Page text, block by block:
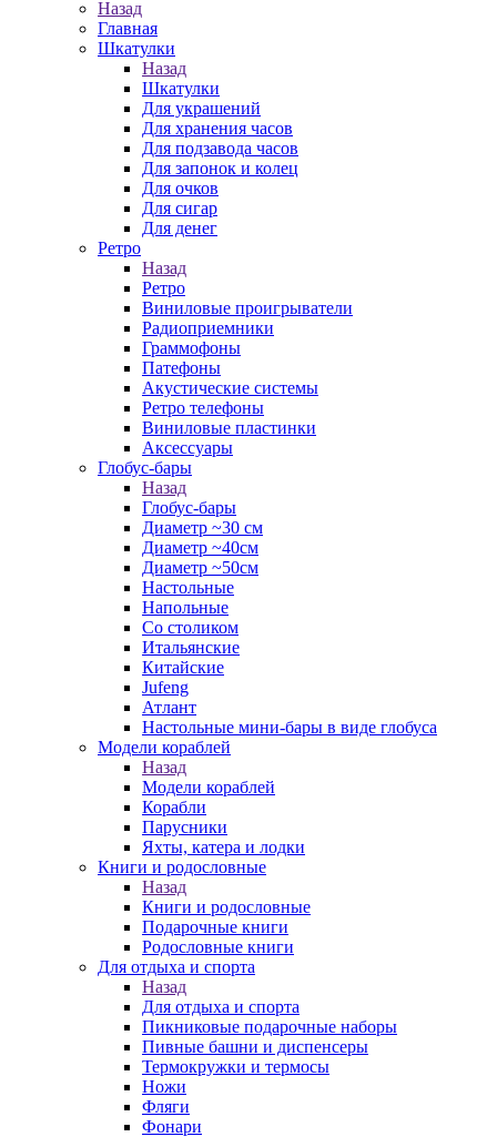
Назад
Главная
Шкатулки
Назад
Шкатулки
Для украшений
Для хранения часов
Для подзавода часов
Для запонок и колец
Для очков
Для сигар
Для денег
Ретро
Назад
Ретро
Виниловые проигрыватели
Радиоприемники
Граммофоны
Патефоны
Акустические системы
Ретро телефоны
Виниловые пластинки
Аксессуары
Глобус-бары
Назад
Глобус-бары
Диаметр ~30 см
Диаметр ~40см
Диаметр ~50см
Настольные
Напольные
Со столиком
Итальянские
Китайские
Jufeng
Атлант
Настольные мини-бары в виде глобуса
Модели кораблей
Назад
Модели кораблей
Корабли
Парусники
Яхты, катера и лодки
Книги и родословные
Назад
Книги и родословные
Подарочные книги
Родословные книги
Для отдыха и спорта
Назад
Для отдыха и спорта
Пикниковые подарочные наборы
Пивные башни и диспенсеры
Термокружки и термосы
Ножи
Фляги
Фонари